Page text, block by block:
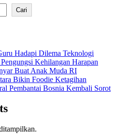
Cari
Hadapi Dilema Teknologi
Kehilangan Harapan
Buat Anak Muda RI
Bikin Foodie Ketagihan
Pembantai Bosnia Kembali Sorot